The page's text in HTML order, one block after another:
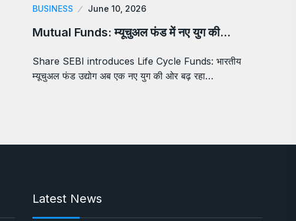
BUSINESS June 10, 2026
Mutual Funds: म्यूचुअल फंड में नए युग की…
Share SEBI introduces Life Cycle Funds: भारतीय
म्यूचुअल फंड उद्योग अब एक नए युग की ओर बढ़ रहा…
Latest News